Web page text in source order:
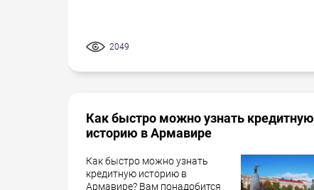
2049
Как быстро можно узнать кредитную
историю в Армавире
Как быстро можно узнать
кредитную историю в
Армавире? Вам понадобится